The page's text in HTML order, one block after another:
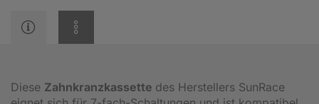
Diese Zahnkranzkassette des Herstellers SunRace